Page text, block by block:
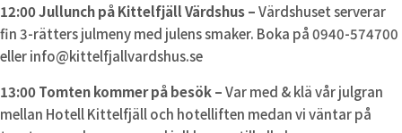
12:00 Jullunch på Kittelfjäll Värdshus –Värdshuset serverar
fin 3-rätters julmeny med julens smaker. Boka på 0940-574700
eller info@kittelfjallvardshus.se
13:00 Tomten kommer på besök –Var med & klä vår julgran
mellan Hotell Kittelfjäll och hotelliften medan vi väntar på